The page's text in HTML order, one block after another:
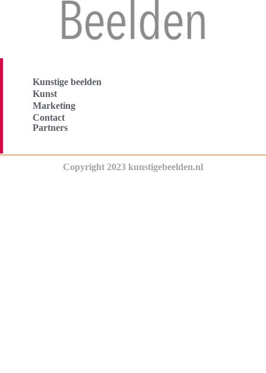
Kunstige beelden
Kunst
Marketing
Contact
Partners
Copyright 2023 kunstigebeelden.nl